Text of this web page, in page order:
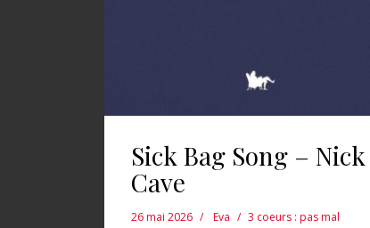
Sick Bag Song – Nick
Cave
26 mai 2026 Eva 3 coeurs : pas mal